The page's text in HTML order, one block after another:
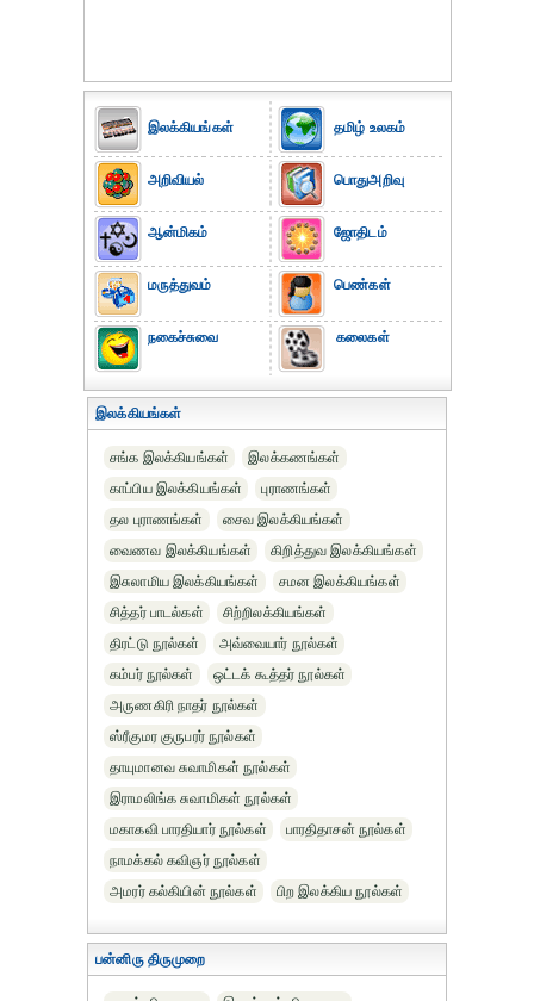
இலக்கியங்கள்
அறிவியல்
ஆன்மிகம்
மருத்துவம்
நகைச்சுவை
தமிழ் உலகம்
பொதுஅறிவு
ஜோதிடம்
பெண்கள்
கலைகள்
இலக்கியங்கள்
சங்க இலக்கியங்கள்
இலக்கணங்கள்
காப்பிய இலக்கியங்கள்
புராணங்கள்
தல புராணங்கள்
சைவ இலக்கியங்கள்
வைணவ இலக்கியங்கள்
கிறித்துவ இலக்கியங்கள்
இசுலாமிய இலக்கியங்கள்
சமன இலக்கியங்கள்
சித்தர் பாடல்கள்
சிற்றிலக்கியங்கள்
திரட்டு நூல்கள்
அவ்வையார் நூல்கள்
கம்பர் நூல்கள்
ஒட்டக் கூத்தர் நூல்கள்
அருணகிரி நாதர் நூல்கள்
ஸ்ரீகுமர குருபரர் நூல்கள்
தாயுமானவ சுவாமிகள் நூல்கள்
இராமலிங்க சுவாமிகள் நூல்கள்
மகாகவி பாரதியார் நூல்கள்
பாரதிதாசன் நூல்கள்
நாமக்கல் கவிஞர் நூல்கள்
அமரர் கல்கியின் நூல்கள்
பிற இலக்கிய நூல்கள்
பன்னிரு திருமுறை